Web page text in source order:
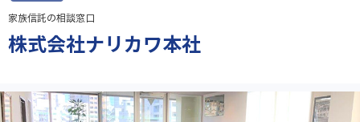
家族信託の相談窓口
株式会社ナリカワ本社